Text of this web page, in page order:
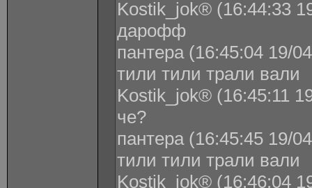
Kostik_jok® (16:44:33
дарофф
пантера (16:45:04 19/
тили тили трали вали
Kostik_jok® (16:45:11
че?
пантера (16:45:45 19/
тили тили трали вали
Kostik_jok® (16:46:04